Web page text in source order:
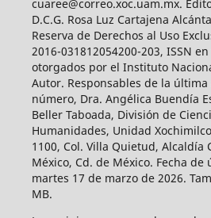
cuaree@correo.xoc.uam.mx.
D.C.G. Rosa Luz Cartajena
Reserva de Derechos al Uso
2016-031812054200-203, ISSN
otorgados por el Instituto
Autor. Responsables de la
número, Dra. Angélica Buendía
Beller Taboada, División de
Humanidades, Unidad
1100, Col. Villa Quietud, Alcaldía
México, Cd. de México. Fecha
martes 17 de marzo de 2026.
MB.